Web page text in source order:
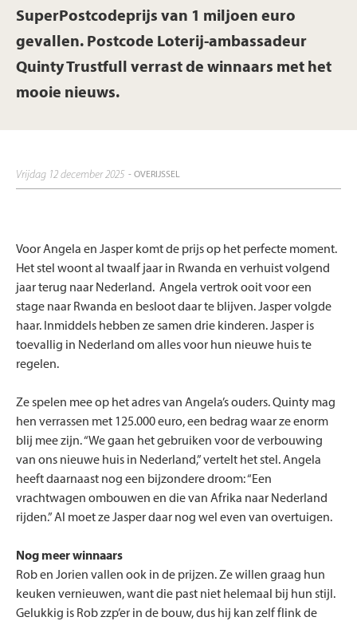
SuperPostcodeprijs van 1 miljoen euro
gevallen. Postcode Loterij-ambassadeur
Quinty Trustfull verrast de winnaars met het
mooie nieuws.
vrijdag 12 december 2025 - OVERIJSSEL
Voor Angela en Jasper komt de prijs op het perfecte moment.
Het stel woont al twaalf jaar in Rwanda en verhuist volgend
jaar terug naar Nederland. Angela vertrok ooit voor een
stage naar Rwanda en besloot daar te blijven. Jasper volgde
haar. Inmiddels hebben ze samen drie kinderen. Jasper is
toevallig in Nederland om alles voor hun nieuwe huis te
regelen.
Ze spelen mee op het adres van Angela’s ouders. Quinty mag
hen verrassen met 125.000 euro, een bedrag waar ze enorm
blij mee zijn. “We gaan het gebruiken voor de verbouwing
van ons nieuwe huis in Nederland,” vertelt het stel. Angela
heeft daarnaast nog een bijzondere droom: “Een
vrachtwagen ombouwen en die van Afrika naar Nederland
rijden.” Al moet ze Jasper daar nog wel even van overtuigen.
Nog meer winnaars
Rob en Jorien vallen ook in de prijzen. Ze willen graag hun
keuken vernieuwen, want die past niet helemaal bij hun stijl.
Gelukkig is Rob zzp’er in de bouw, dus hij kan zelf flink de